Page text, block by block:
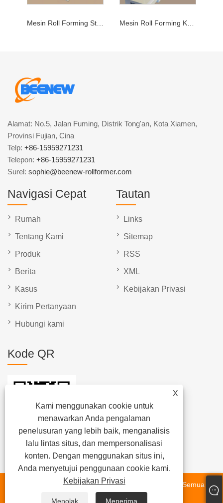
Mesin Roll Forming Stud dan Track
X
Kami menggunakan cookie untuk
menawarkan Anda pengalaman
penelusuran yang lebih baik, menganalisis
lalu lintas situs, dan mempersonalisasi
konten. Dengan menggunakan situs ini,
Anda menyetujui penggunaan cookie kami.
Kebijakan Privasi
Menolak Menerima
Alamat: No.5, Jalan Fuming, Distrik Tong'an, Kota Xiamen,
Provinsi Fujian, Cina
Telp: +86-15959271231
Telepon: +86-15959271231
Surel: sophie@beenew-rollformer.com
Navigasi Cepat
Rumah
Tentang Kami
Produk
Berita
Kasus
Kirim Pertanyaan
Hubungi kami
Tautan
Links
Sitemap
RSS
XML
Kebijakan Privasi
Kode QR
Hak Cipta © 2025 Xiamen Beenew Machinery Co., Ltd. Semua
Hak Dilindungi Undang-undang.